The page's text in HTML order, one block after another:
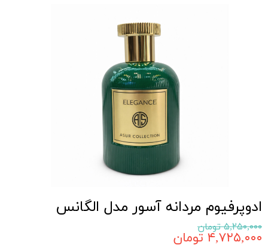
ادوپرفیوم مردانه آسور مدل الگانس
۵,۲۵۰,۰۰۰ تومان
۴,۷۲۵,۰۰۰ تومان